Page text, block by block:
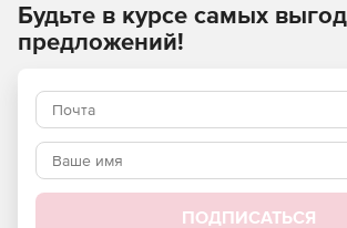
Будьте в курсе самых
предложений!
ПОДПИСАТЬСЯ